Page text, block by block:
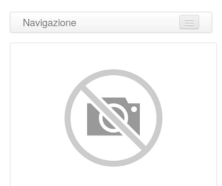
Navigazione
Torna in cima
Keywords
Usabilita
Documento